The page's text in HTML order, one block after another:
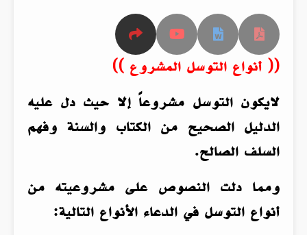
(( أنواع التوسل المشروع ))
لايكون التوسل مشروعاً إلا حيث دل عليه
الدليل الصحيح من الكتاب والسنة وفهم
السلف الصالح.
ومما دلت النصوص على مشروعيته من
أنواع التوسل في الدعاء الأنواع التالية: